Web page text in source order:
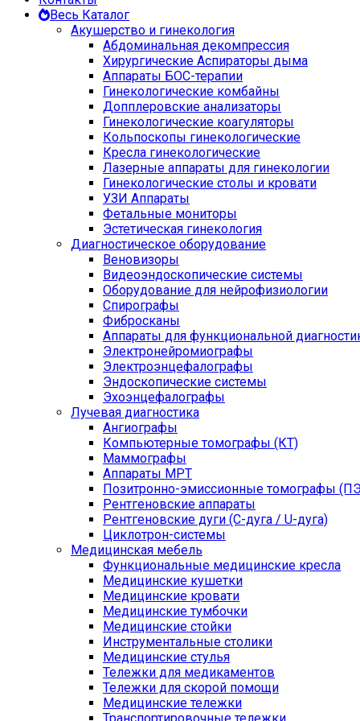
Весь Каталог
Акушерство и гинекология
Абдоминальная декомпрессия
Хирургические Аспираторы дыма
Аппараты БОС-терапии
Гинекологические комбайны
Допплеровские анализаторы
Гинекологические коагуляторы
Кольпоскопы гинекологические
Кресла гинекологические
Лазерные аппараты для гинекологии
Гинекологические столы и кровати
УЗИ Аппараты
Фетальные мониторы
Эстетическая гинекология
Диагностическое оборудование
Веновизоры
Видеоэндоскопические системы
Оборудование для нейрофизиологии
Спирографы
Фибросканы
Аппараты для функциональной
Электронейромиографы
Электроэнцефалографы
Эндоскопические системы
Эхоэнцефалографы
Лучевая диагностика
Ангиографы
Компьютерные томографы (КТ)
Маммографы
Аппараты МРТ
Позитронно-эмиссионные томографы
Рентгеновские аппараты
Рентгеновские дуги (С-дуга / U-дуга)
Циклотрон-системы
Медицинская мебель
Функциональные медицинские кресла
Медицинские кушетки
Медицинские кровати
Медицинские тумбочки
Медицинские стойки
Инструментальные столики
Медицинские стулья
Тележки для медикаментов
Тележки для скорой помощи
Медицинские тележки